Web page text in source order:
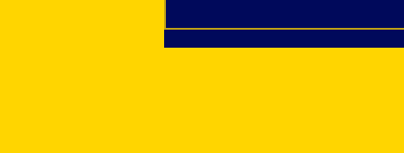
un esame e l'altro: "Fare la
cantante è il mio sogno fin da